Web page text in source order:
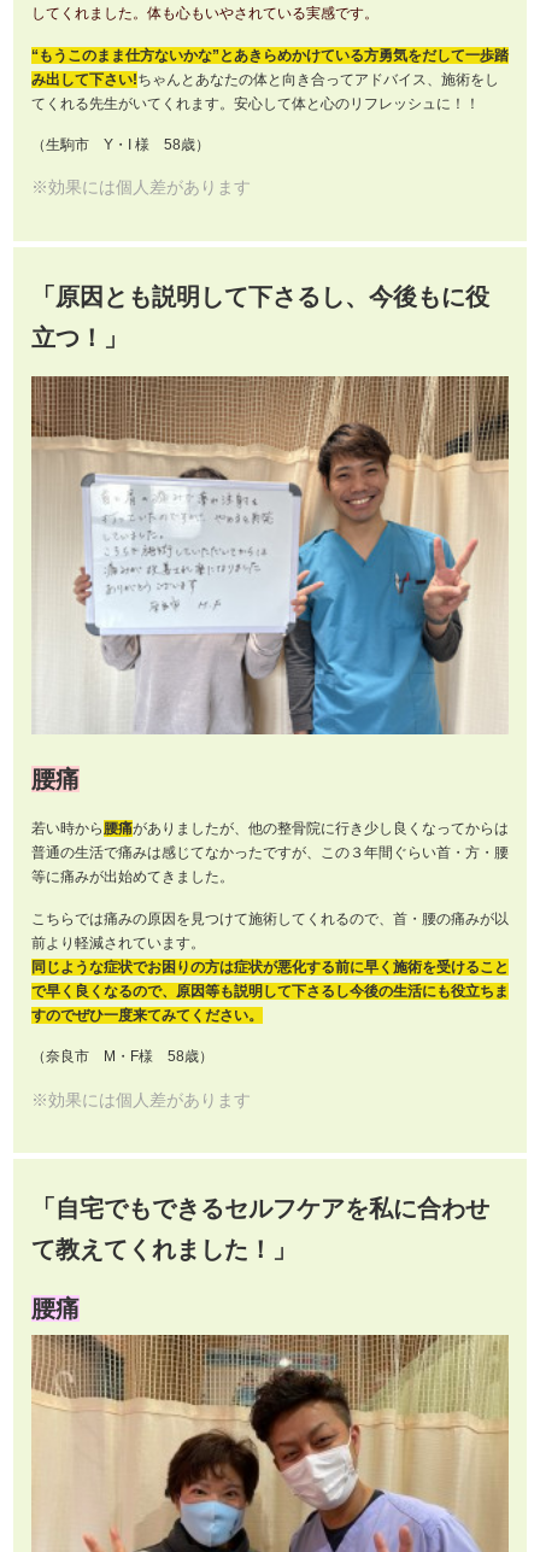
してくれました。体も心もいやされている実感です。
“もうこのまま仕方ないかな”とあきらめかけている方勇気をだして一歩踏
み出して下さい!ちゃんとあなたの体と向き合ってアドバイス、施術をし
てくれる先生がいてくれます。安心して体と心のリフレッシュに！！
（生駒市 Y・I 様 58歳）
※効果には個人差があります
「原因とも説明して下さるし、今後もに役
立つ！」
腰痛
若い時から腰痛がありましたが、他の整骨院に行き少し良くなってからは
普通の生活で痛みは感じてなかったですが、この３年間ぐらい首・方・腰
等に痛みが出始めてきました。
こちらでは痛みの原因を見つけて施術してくれるので、首・腰の痛みが以
前より軽減されています。
同じような症状でお困りの方は症状が悪化する前に早く施術を受けること
で早く良くなるので、原因等も説明して下さるし今後の生活にも役立ちま
すのでぜひ一度来てみてください。
（奈良市 M・F様 58歳）
※効果には個人差があります
「自宅でもできるセルフケアを私に合わせ
て教えてくれました！」
腰痛